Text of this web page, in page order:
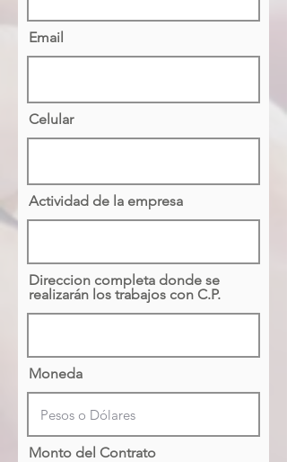
Email
Celular
Actividad de la empresa
Direccion completa donde se
realizarán los trabajos con C.P.
Moneda
Monto del Contrato